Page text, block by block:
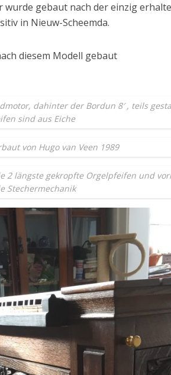
wurde gebaut nach der einzig
in Nieuw-Scheemda.
diesem Modell gebaut
dahinter der Bordun 8′ , teils
sind aus Eiche
von Hugo van Veen 1989
2 längste gekropfte Orgelpfeifen und
Stechermechanik